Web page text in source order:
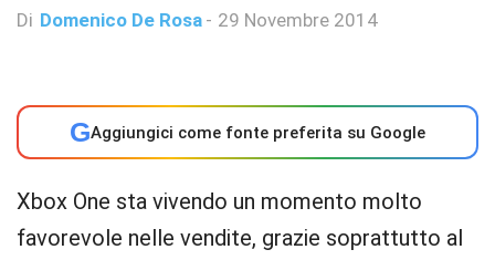
Di Domenico De Rosa - 29 Novembre 2014
GAggiungici come fonte preferita su Google
Xbox One sta vivendo un momento molto
favorevole nelle vendite, grazie soprattutto al